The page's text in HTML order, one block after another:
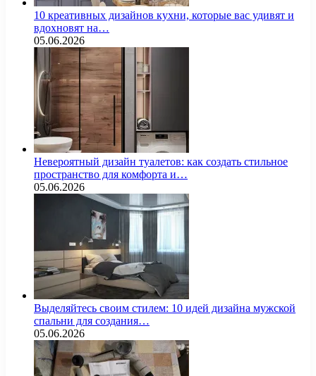
10 креативных дизайнов кухни, которые вас удивят и
вдохновят на…
05.06.2026
Невероятный дизайн туалетов: как создать стильное
пространство для комфорта и…
05.06.2026
Выделяйтесь своим стилем: 10 идей дизайна мужской
спальни для создания…
05.06.2026